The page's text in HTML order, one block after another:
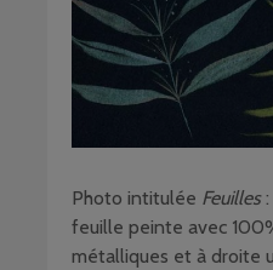
Photo intitulée Feuilles:
feuille peinte avec
métalliques et à droite